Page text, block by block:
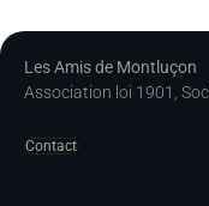
Les Amis de Montluçon
Association loi 1901,
Contact